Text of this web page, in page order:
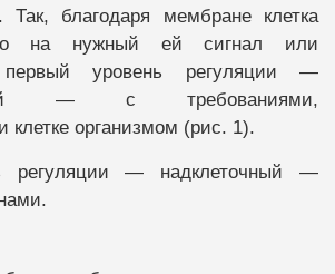
благодаря мембране клетка
на нужный ей сигнал или
первый уровень регуляции —
— с требованиями,
организмом (рис. 1).
регуляции — надклеточный —